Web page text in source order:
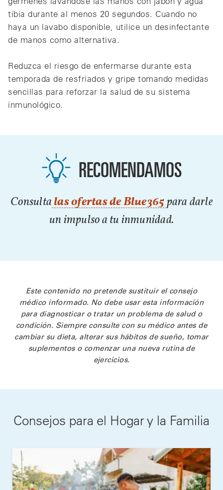
tibia durante al menos 20 segundos. Cuando no
haya un lavabo disponible, utilice un desinfectante
de manos como alternativa.
Reduzca el riesgo de enfermarse durante esta
temporada de resfriados y gripe tomando medidas
sencillas para reforzar la salud de su sistema
inmunológico.
RECOMENDAMOS
Consulta las ofertas de Blue365 para darle
un impulso a tu inmunidad.
Este contenido no pretende sustituir el consejo
médico informado. No debe usar esta información
para diagnosticar o tratar un problema de salud o
condición. Siempre consulte con su médico antes de
cambiar su dieta, alterar sus hábitos de sueño, tomar
suplementos o comenzar una nueva rutina de
ejercicios.
Consejos para el Hogar y la Familia